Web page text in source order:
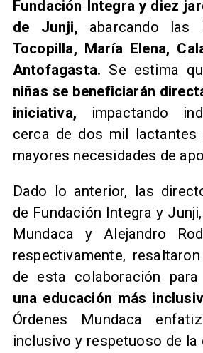
Fundación Integra y diez
de Junji, abarcando las
Tocopilla, María Elena,
Antofagasta. Se estima
niñas se beneficiarán
iniciativa, impactando
cerca de dos mil lactantes
mayores necesidades de
Dado lo anterior, las
de Fundación Integra y
Mundaca y Alejandro
respectivamente,
de esta colaboración para
una educación más
Órdenes Mundaca
inclusivo y respetuoso de la